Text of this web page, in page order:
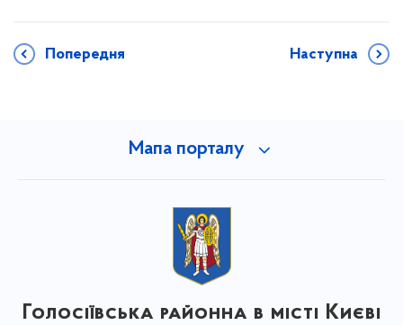
Попередня Наступна
Мапа порталу
Голосіївська районна в місті Києві